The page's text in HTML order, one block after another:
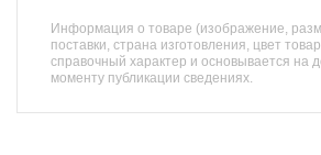
Информация о товаре (изображение,
поставки, страна изготовления, цвет
справочный характер и основывается на
моменту публикации сведениях.